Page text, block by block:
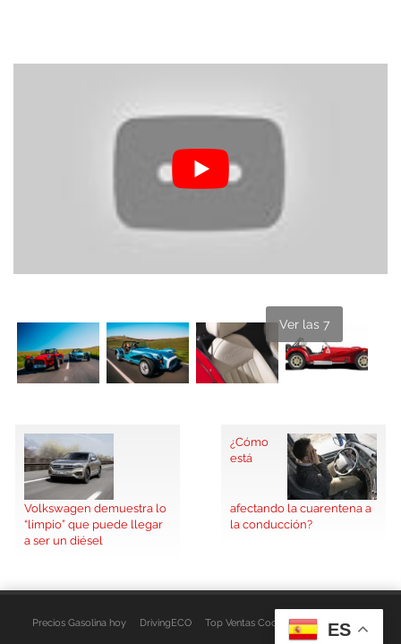
Ver las 7
Volkswagen demuestra lo
“limpio” que puede llegar
a ser un diésel
¿Cómo
está
afectando la cuarentena a
la conducción?
Precios Gasolina hoy DrivingECO Top Ventas Coches EspacioFurgo
ES